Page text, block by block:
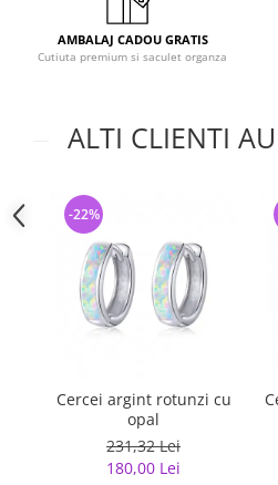
AMBALAJ CADOU GRATIS
Cutiuta premium si saculet organza
ALTI CLIENTI
Cercei argint rotunzi cu
opal
231,32 Lei
180,00 Lei
-22%